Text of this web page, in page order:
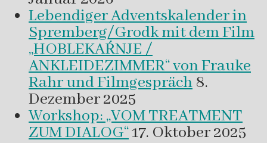
Lebendiger Adventskalender in
Spremberg/Grodk mit dem Film
„HOBLEKAŔNJE /
ANKLEIDEZIMMER“ von Frauke
Rahr und Filmgespräch 8.
Dezember 2025
Workshop: „VOM TREATMENT
ZUM DIALOG“17. Oktober 2025